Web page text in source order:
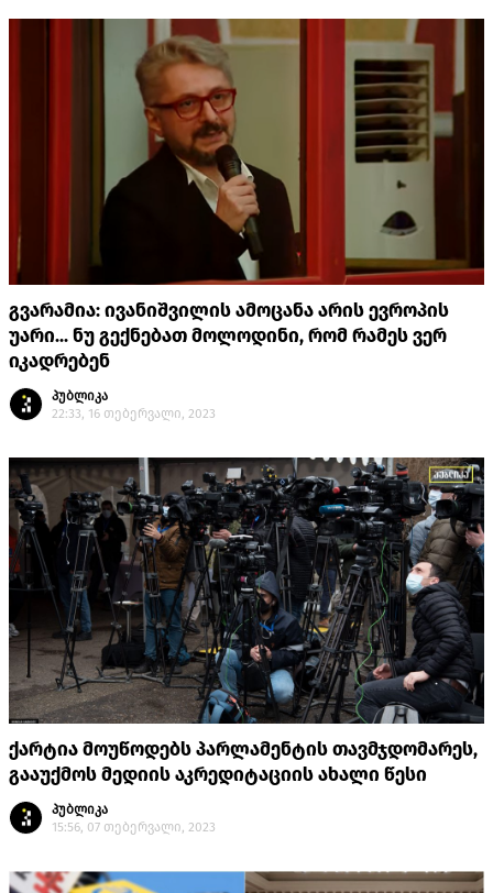
გვარამია: ივანიშვილის ამოცანა არის ევროპის
უარი... ნუ გექნებათ მოლოდინი, რომ რამეს ვერ
იკადრებენ
პუბლიკა
22:33, 16 თებერვალი, 2023
ქარტია მოუწოდებს პარლამენტის თავმჯდომარეს,
გააუქმოს მედიის აკრედიტაციის ახალი წესი
პუბლიკა
15:56, 07 თებერვალი, 2023